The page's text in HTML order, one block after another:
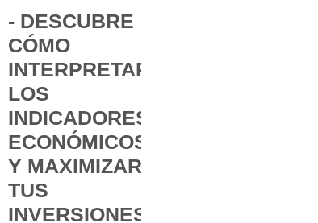
- DESCUBRE
CÓMO
INTERPRETAR
LOS
INDICADORES
ECONÓMICOS
Y MAXIMIZAR
TUS
INVERSIONES